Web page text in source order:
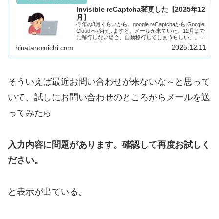
Invisible reCaptcha変更した【2025年12
月】
今年の8月くらいから、google reCaptchaから Google
Cloud へ移行しますと、メールが来ていた。12月まで
に移行しない場合、自動移行してしまうらしい。。。
hinatanomichi.com 2025.12.11
そういえば最近お問い合わせが来ないな～と思って
いて、試しにお問い合わせのところからメールを送
ってみたら
入力内容に問題があります。確認して再度お試しく
ださい。
と表示が出ている。